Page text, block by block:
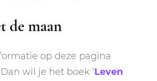
de maan
op deze pagina
wil je het boek ‘Leven